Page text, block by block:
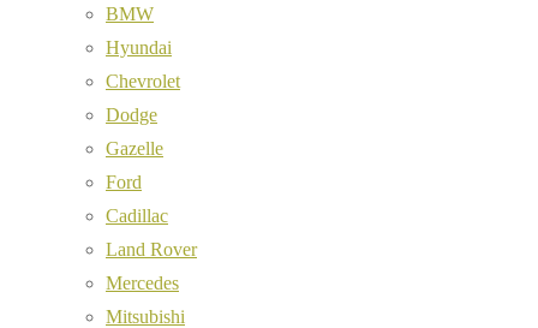
BMW
Hyundai
Chevrolet
Dodge
Gazelle
Ford
Cadillac
Land Rover
Mercedes
Mitsubishi